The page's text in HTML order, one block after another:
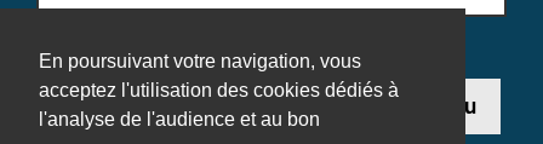
En poursuivant votre navigation, vous
acceptez l'utilisation des cookies dédiés à
l'analyse de l'audience et au bon
Contact Ajouter un jeu